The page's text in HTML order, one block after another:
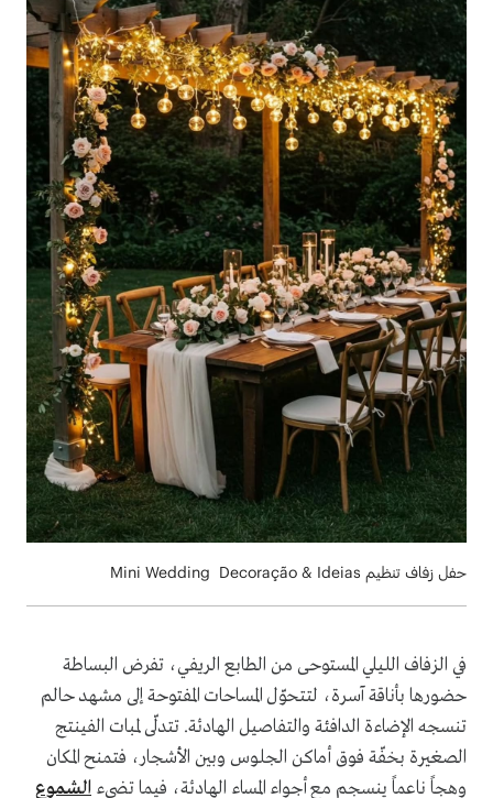
حفل زفاف تنظيم Mini Wedding Decoração & Ideias
في الزفاف الليلي المستوحى من الطابع الريفي، تفرض البساطة
حضورها بأناقة آسرة، لتتحوّل المساحات المفتوحة إلى مشهد حالم
تنسجه الإضاءة الدافئة والتفاصيل الهادئة. تتدلّى لمبات الفينتج
الصغيرة بخفّة فوق أماكن الجلوس وبين الأشجار، فتمنح المكان
وهجاً ناعماً ينسجم مع أجواء المساء الهادئة، فيما تضيء الشموع